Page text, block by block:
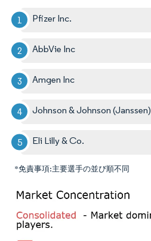
Pfizer Inc.
AbbVie Inc
Amgen Inc
Johnson & Johnson (Janssen)
Eli Lilly & Co.
*免責事項:主要選手の並び順不同